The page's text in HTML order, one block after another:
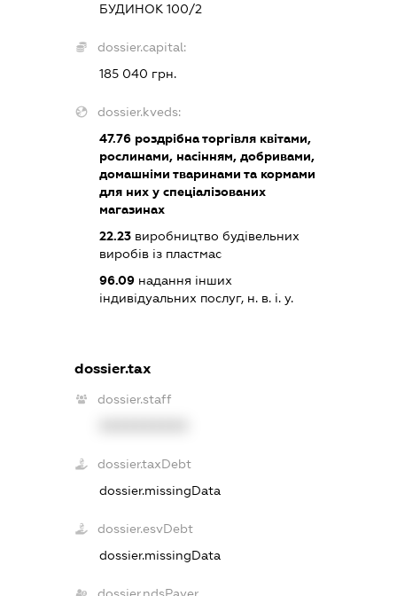
БУДИНОК 100/2
dossier.capital:
185 040 грн.
dossier.kveds:
47.76роздрібна торгівля квітами,
рослинами, насінням, добривами,
домашніми тваринами та кормами
для них у спеціалізованих
магазинах
22.23виробництво будівельних
виробів із пластмас
96.09надання інших
індивідуальних послуг, н. в. і. у.
dossier.tax
dossier.staff
dossier.taxDebt
dossier.missingData
dossier.esvDebt
dossier.missingData
dossier.ndsPayer